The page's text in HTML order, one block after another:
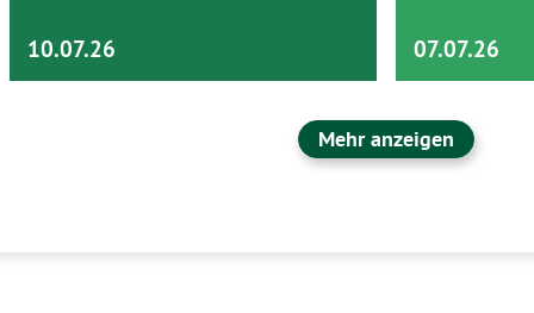
10.07.26 07.07.26
Mehr anzeigen